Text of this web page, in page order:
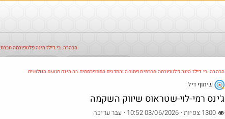
הבהרה: בי.דילז הינה פלטפורמה
הבהרה: בי.דילז הינה פלטפורמה חברתית פתוחה והתכנים המתפרסמים בה הינם מטעם הגולשים.
שיתוף דיל
ג'ינס רמי-לוי-שטראוס שיווק השקמה
· עבר עריכה